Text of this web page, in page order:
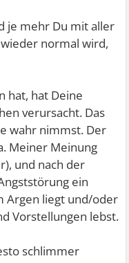
je mehr Du mit aller
normal wird,
hat, hat Deine
verursacht. Das
wahr nimmst. Der
Meiner Meinung
und nach der
ein
Argen liegt und/oder
Vorstellungen lebst.
schlimmer